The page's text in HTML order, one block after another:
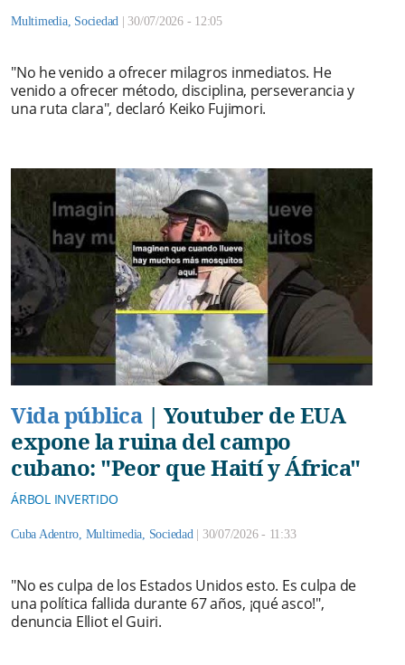
Multimedia, Sociedad |30/07/2026 - 12:05
"No he venido a ofrecer milagros inmediatos. He
venido a ofrecer método, disciplina, perseverancia y
una ruta clara", declaró Keiko Fujimori.
Vida pública| Youtuber de EUA
expone la ruina del campo
cubano: "Peor que Haití y África"
ÁRBOL INVERTIDO
Cuba Adentro Multimedia Sociedad | 30/07/2026 - 11:33
"No es culpa de los Estados Unidos esto. Es culpa de
una política fallida durante 67 años, ¡qué asco!",
denuncia Elliot el Guiri.